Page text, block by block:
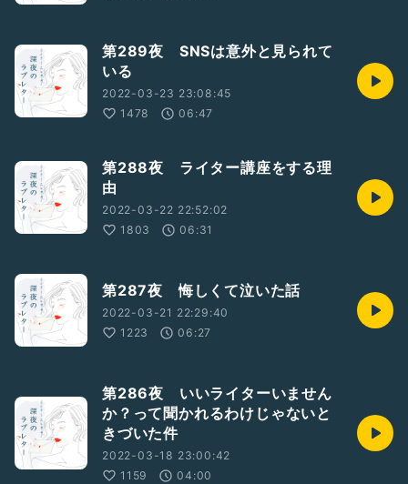
第289夜 SNSは意外と見られて
いる
2022-03-23 23:08:45
1478
06:47
第288夜 ライター講座をする理
由
2022-03-22 22:52:02
1803
06:31
第287夜 悔しくて泣いた話
2022-03-21 22:29:40
1223
06:27
第286夜 いいライターいません
か？って聞かれるわけじゃないと
きづいた件
2022-03-18 23:00:42
1159
04:00